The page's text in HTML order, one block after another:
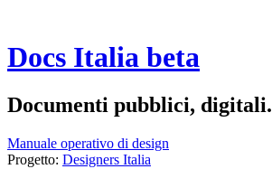
Docs Italia beta
Documenti pubblici, digitali.
Manuale operativo di design
Progetto: Designers Italia